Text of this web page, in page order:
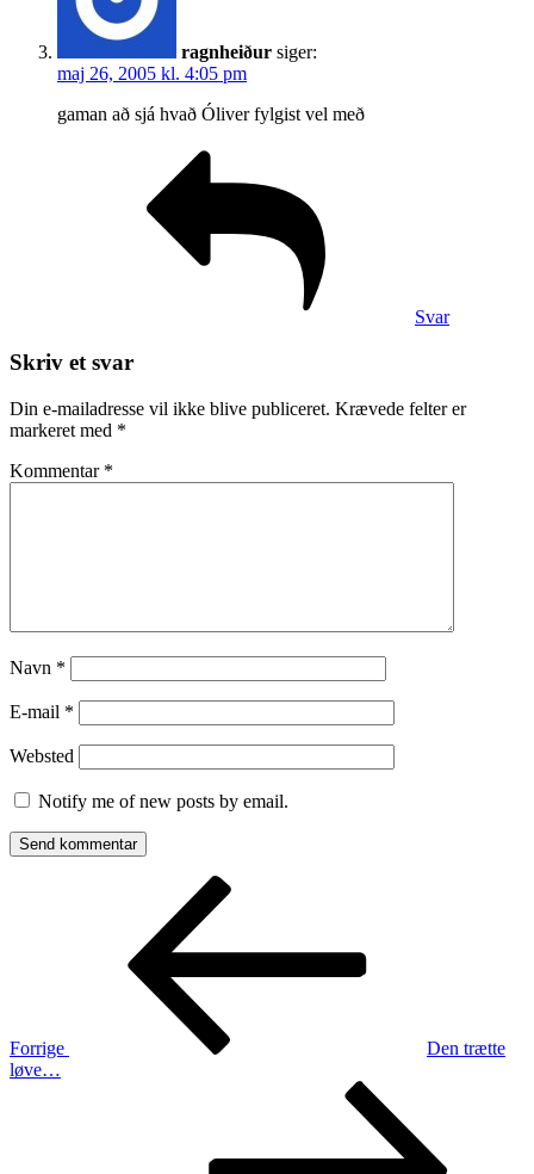
ragnheiður siger:
maj 26, 2005 kl. 4:05 pm
gaman að sjá hvað Óliver fylgist vel með
Svar
Skriv et svar
Din e-mailadresse vil ikke blive publiceret. Krævede felter er
markeret med *
Kommentar *
Navn *
E-mail *
Websted
Notify me of new posts by email.
Indlægsnavigation
Forrige
Den trætte
løve…